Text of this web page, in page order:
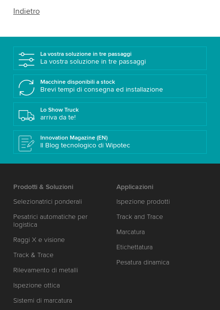
Indietro
La vostra soluzione in tre passaggi
La vostra soluzione in tre passaggi
Macchine disponibili a stock
Brevi tempi di consegna ed installazione
Lo Show Truck
arriva da te!
Innovation Magazine (EN)
Il Blog tecnologico di Wipotec
Prodotti & Soluzioni
Selezionatrici ponderali
Pesatrici automatiche per
logistica
Raggi X e visione
Track & Trace
Rilevamento di metalli
Ispezione ottica
Sistemi di marcatura
Applicazioni
Ispezione prodotti
Track and Trace
Marcatura
Etichettatura
Pesatura dinamica